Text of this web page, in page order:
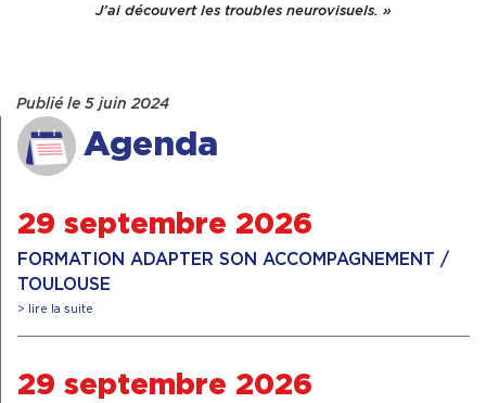
J’ai découvert les troubles neurovisuels. »
Publié le 5 juin 2024
Agenda
29 septembre 2026
FORMATION ADAPTER SON ACCOMPAGNEMENT /
TOULOUSE
> lire la suite
29 septembre 2026